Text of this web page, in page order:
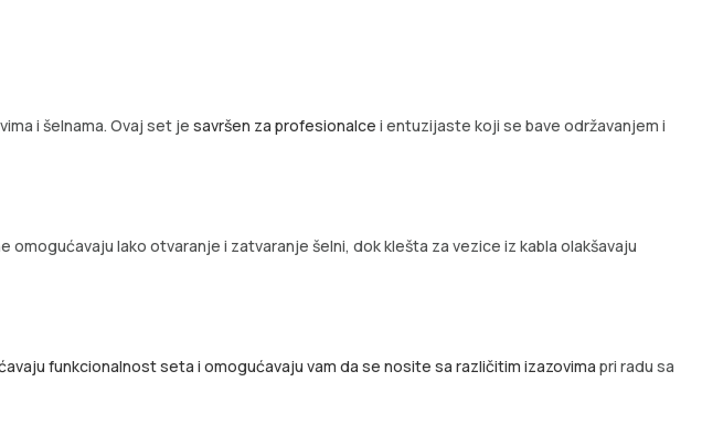
i šelnama. Ovaj set je savršen za profesionalce i entuzijaste koji se bave održavanjem i
lako otvaranje i zatvaranje šelni, dok klešta za vezice iz kabla olakšavaju
funkcionalnost seta i omogućavaju vam da se nosite sa različitim izazovima pri radu sa